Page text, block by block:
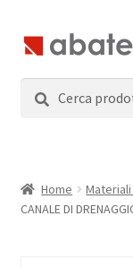
Vai
alla
navigazione
Vai
al
contenuto
ServiziHome
CANALE DI